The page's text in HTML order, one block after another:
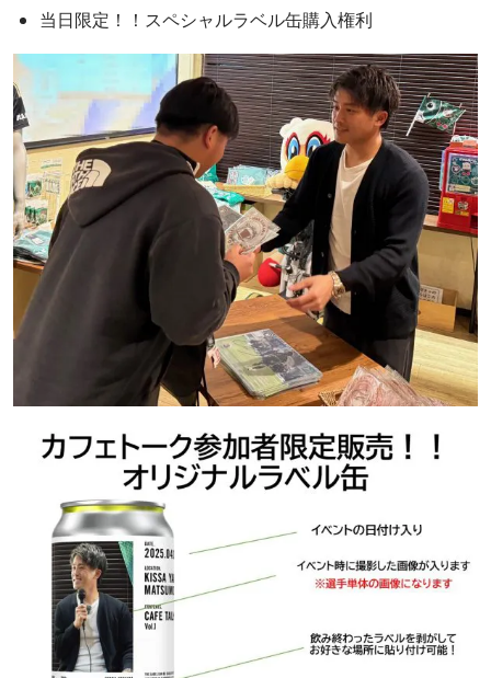
当日限定！！スペシャルラベル缶購入権利